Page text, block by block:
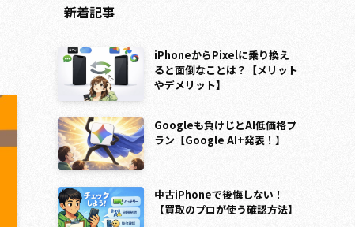
新着記事
iPhoneからPixelに乗り換え
ると面倒なことは？【メリット
やデメリット】
Googleも負けじとAI低価格プ
ラン【Google AI+発表！】
中古iPhoneで後悔しない！
【買取のプロが使う確認方法】